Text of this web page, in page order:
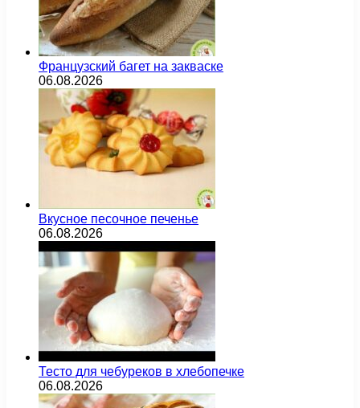
Французский багет на закваске
06.08.2026
Вкусное песочное печенье
06.08.2026
Тесто для чебуреков в хлебопечке
06.08.2026